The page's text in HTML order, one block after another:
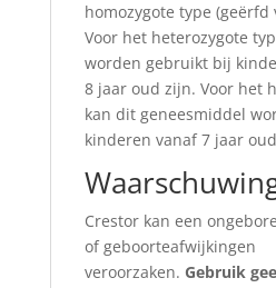
homozygote type
Voor het heterozygote
worden gebruikt bij
8 jaar oud zijn. Voor het
kan dit geneesmiddel
kinderen vanaf 7 jaar
Crestor kan een
of geboorteafwijkingen
veroorzaken. Gebruik